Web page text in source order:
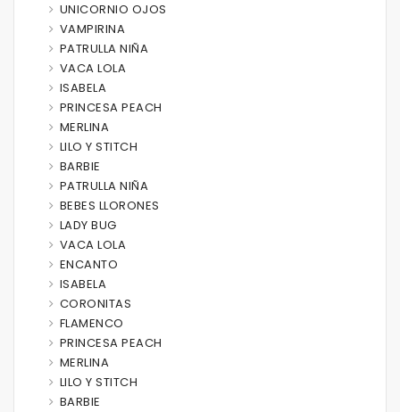
UNICORNIO OJOS
VAMPIRINA
PATRULLA NIÑA
VACA LOLA
ISABELA
PRINCESA PEACH
MERLINA
LILO Y STITCH
BARBIE
PATRULLA NIÑA
BEBES LLORONES
LADY BUG
VACA LOLA
ENCANTO
ISABELA
CORONITAS
FLAMENCO
PRINCESA PEACH
MERLINA
LILO Y STITCH
BARBIE